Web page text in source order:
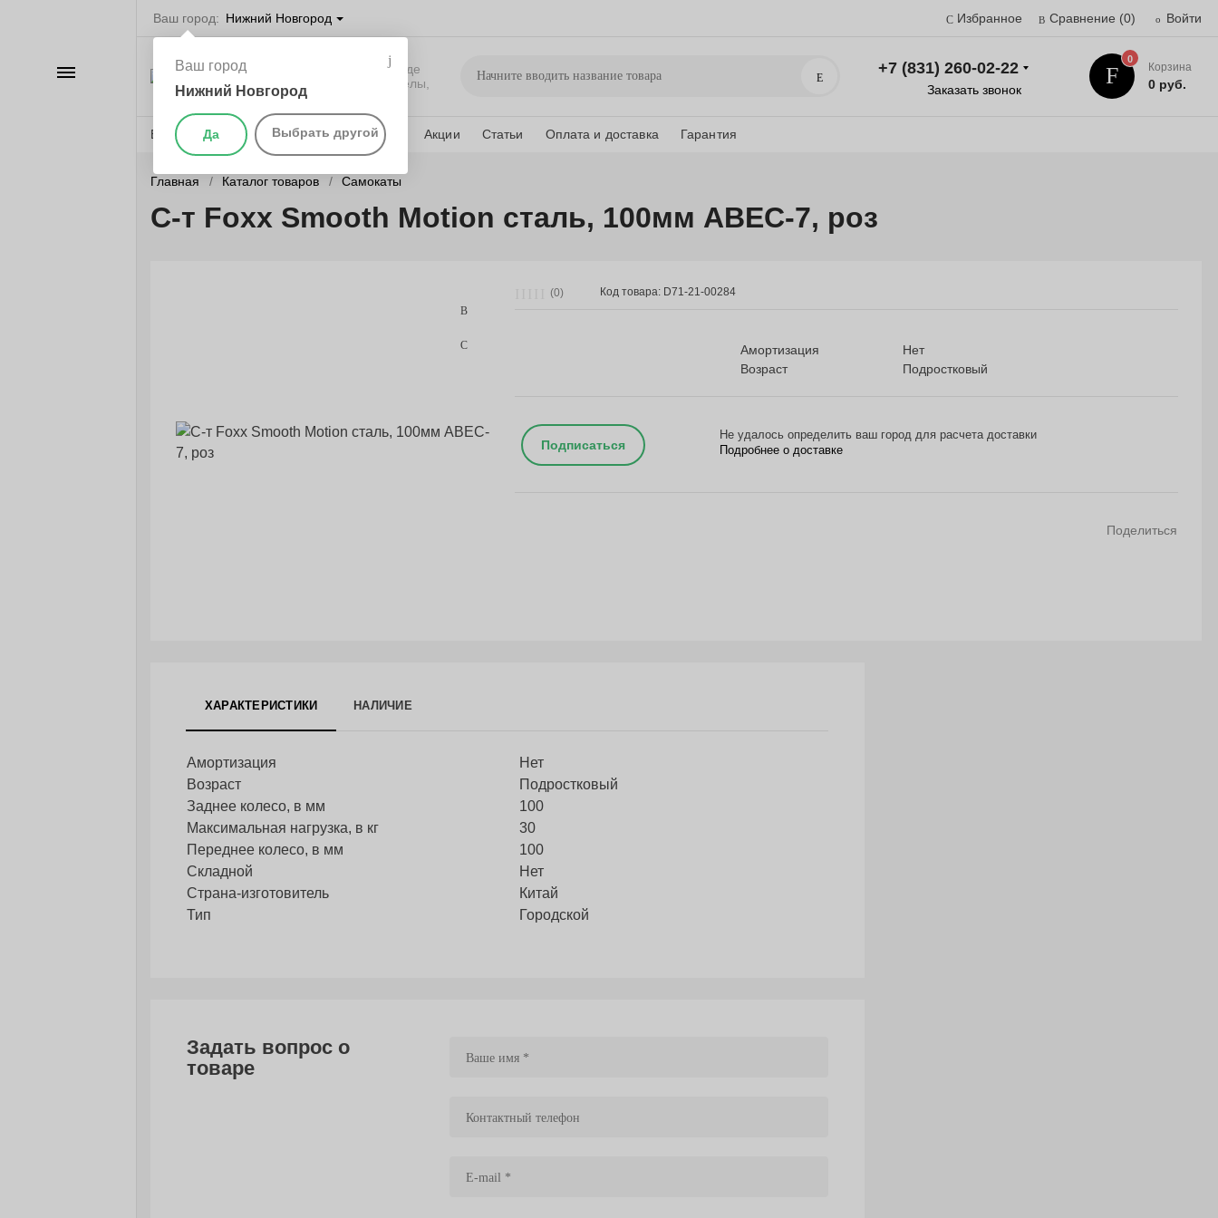
Ваш город: Нижний Новгород
Ваш город
Нижний Новгород
Да Выбрать другой
Избранное Сравнение (0) Войти
Велосипеды в
Нижнем Новгороде
самокаты, беговелы,
запчасти
Поиск +7 (831) 260-02-22
Заказать звонок
0
Корзина
0 руб.
Веломагазины Бренды О компании Акции Статьи Оплата и доставка Гарантия
Каталог
Главная Каталог товаров Самокаты
С-т Foxx Smooth Motion сталь, 100мм ABEC-7, роз
(0) Код товара: D71-21-00284
Амортизация
Нет
Возраст
Подростковый
Подписаться
Не удалось определить ваш город для расчета доставки
Подробнее о доставке
Поделиться
ХАРАКТЕРИСТИКИ НАЛИЧИЕ
Амортизация
Нет
Возраст
Подростковый
Заднее колесо, в мм
100
Максимальная нагрузка, в кг
30
Переднее колесо, в мм
100
Складной
Нет
Страна-изготовитель
Китай
Тип
Городской
Задать вопрос о
товаре